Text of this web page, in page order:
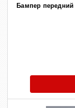
Бампер передний